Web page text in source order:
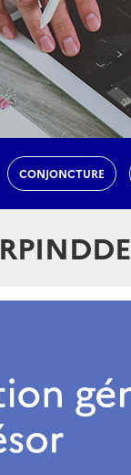
CONJONCTURE
RPINDDE